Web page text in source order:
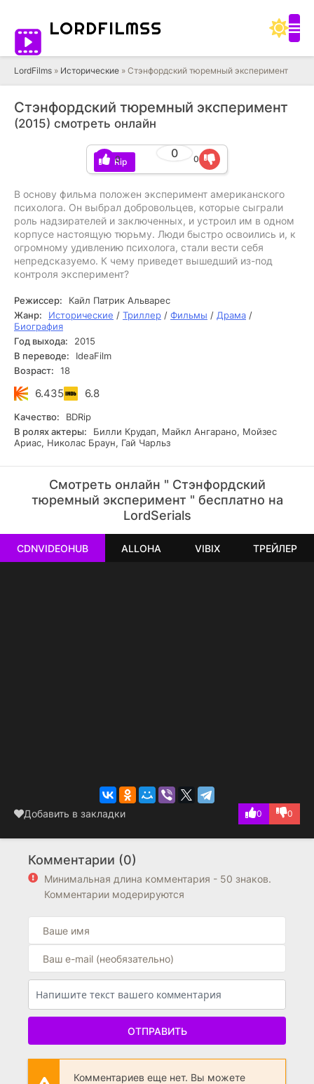
LORDFILMSS
LordFilms » Исторические » Стэнфордский тюремный эксперимент
Стэнфордский тюремный эксперимент
(2015) смотреть онлайн
BDRip
0
0 0
В основу фильма положен эксперимент американского
психолога. Он выбрал добровольцев, которые сыграли
роль надзирателей и заключенных, и устроил им в одном
корпусе настоящую тюрьму. Люди быстро освоились и, к
огромному удивлению психолога, стали вести себя
непредсказуемо. К чему приведет вышедший из-под
контроля эксперимент?
Режиссер:
Кайл Патрик Альварес
Жанр:
Исторические / Триллер / Фильмы / Драма /
Биография
Год выхода:
2015
В переводе:
IdeaFilm
Возраст:
18
6.435 6.8
Качество:
BDRip
В ролях актеры:
Билли Крудап, Майкл Ангарано, Мойзес
Ариас, Николас Браун, Гай Чарльз
Смотреть онлайн " Стэнфордский
тюремный эксперимент " бесплатно на
LordSerials
РЕКЛАМА
РЕКЛАМА
РЕКЛАМА
РЕКЛАМА
CDNVIDEOHUB ALLOHA VIBIX ТРЕЙЛЕР
Добавить в закладки 0 0
Комментарии (0)
Минимальная длина комментария - 50 знаков.
Комментарии модерируются
ОТПРАВИТЬ
Комментариев еще нет. Вы можете